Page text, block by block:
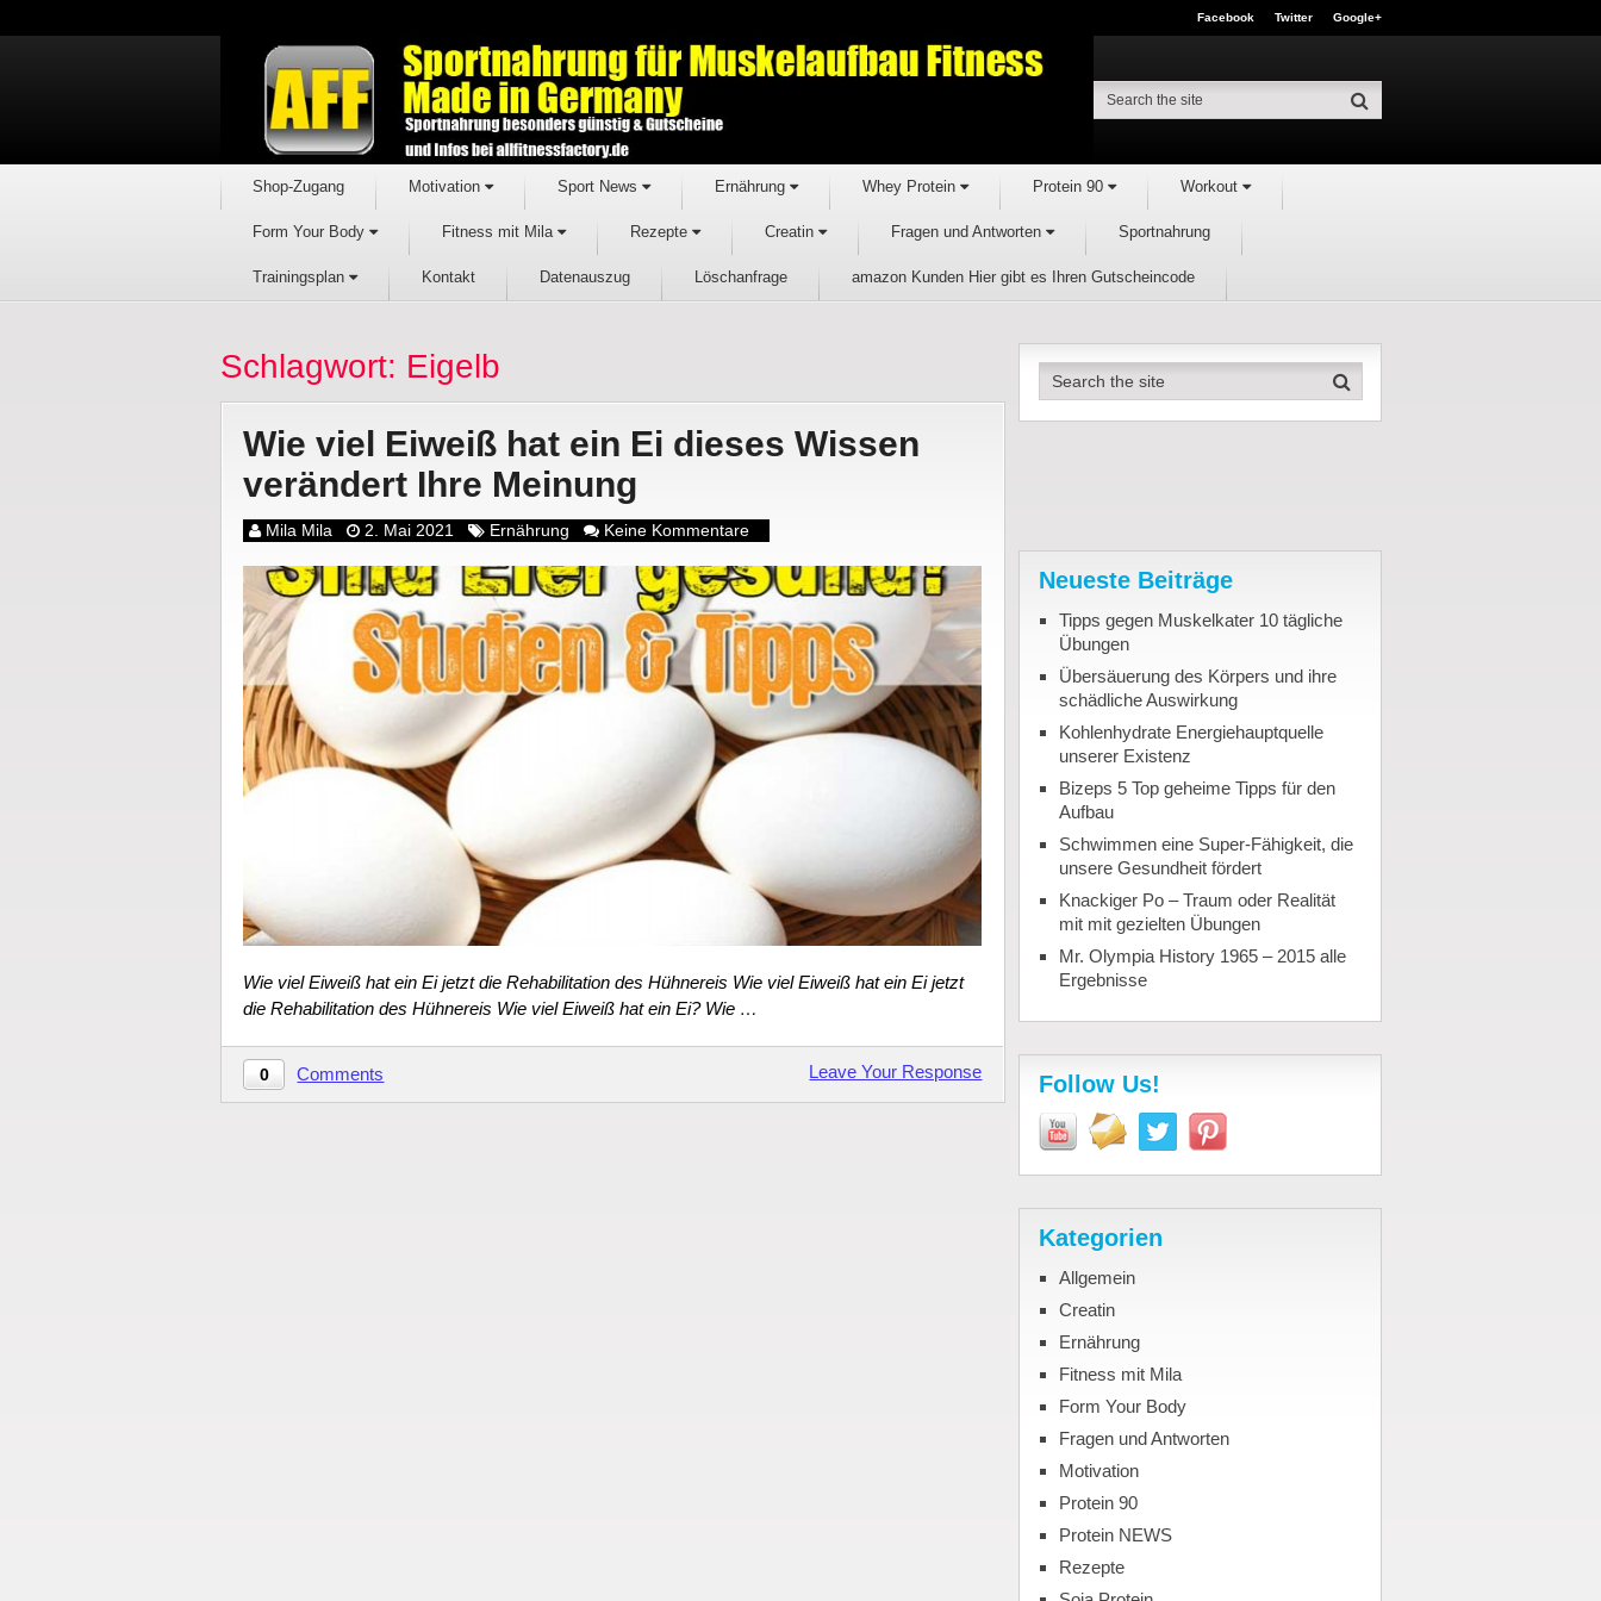
Facebook Twitter Google+
Shop-Zugang Motivation Sport News Ernährung Whey Protein Protein 90 Workout
Form Your Body Fitness mit Mila Rezepte Creatin Fragen und Antworten Sportnahrung
Trainingsplan Kontakt Datenauszug Löschanfrage amazon Kunden Hier gibt es Ihren Gutscheincode
Schlagwort: Eigelb
Wie viel Eiweiß hat ein Ei dieses Wissen
verändert Ihre Meinung
Mila Mila 2. Mai 2021 Ernährung Keine Kommentare
Wie viel Eiweiß hat ein Ei jetzt die Rehabilitation des Hühnereis Wie viel Eiweiß hat ein Ei jetzt
die Rehabilitation des Hühnereis Wie viel Eiweiß hat ein Ei? Wie …
0 Comments Leave Your Response
Neueste Beiträge
Tipps gegen Muskelkater 10 tägliche
Übungen
Übersäuerung des Körpers und ihre
schädliche Auswirkung
Kohlenhydrate Energiehauptquelle
unserer Existenz
Bizeps 5 Top geheime Tipps für den
Aufbau
Schwimmen eine Super-Fähigkeit, die
unsere Gesundheit fördert
Knackiger Po – Traum oder Realität
mit mit gezielten Übungen
Mr. Olympia History 1965 – 2015 alle
Ergebnisse
Follow Us!
Kategorien
Allgemein
Creatin
Ernährung
Fitness mit Mila
Form Your Body
Fragen und Antworten
Motivation
Protein 90
Protein NEWS
Rezepte